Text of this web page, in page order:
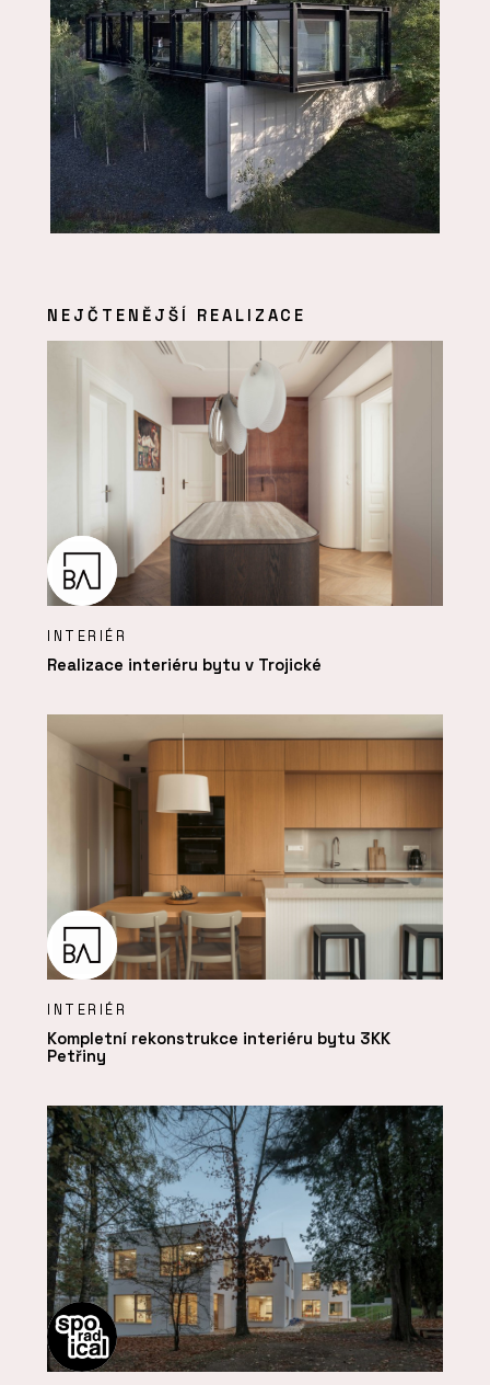
NEJČTENĚJŠÍ REALIZACE
INTERIÉR
Realizace interiéru bytu v Trojické
INTERIÉR
Kompletní rekonstrukce interiéru bytu 3KK
Petřiny